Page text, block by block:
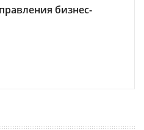
бизнес-